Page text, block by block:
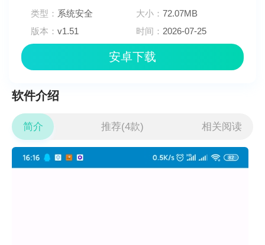
类型： 系统安全 大小：72.07MB
版本：v1.51 时间： 2026-07-25
安卓下载
软件介绍
简介 推荐(4款) 相关阅读